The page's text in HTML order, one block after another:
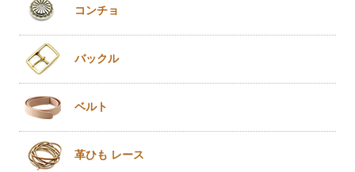
コンチョ
バックル
ベルト
革ひも レース